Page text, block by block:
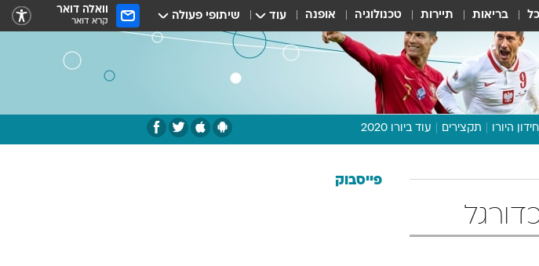
בריאות תיירות טכנולוגיה אופנה עוד שיתופי פעולה וואלה דואר
קרא דואר
חידון היורו תקצירים עוד ביורו 2020
תכנית היורו פייסבוק